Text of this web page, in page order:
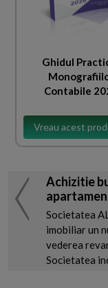
Ghidul
Contabile
Vreau acest
Achizitie
Societatea
imobiliar un
vederea
Societatea